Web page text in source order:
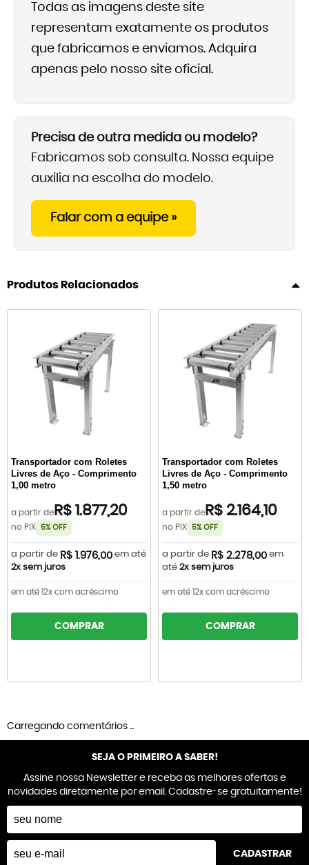
Todas as imagens deste site
representam exatamente os produtos
que fabricamos e enviamos. Adquira
apenas pelo nosso site oficial.
Precisa de outra medida ou modelo?
Fabricamos sob consulta. Nossa equipe
auxilia na escolha do modelo.
Falar com a equipe »
Produtos Relacionados
Transportador com Roletes
Livres de Aço - Comprimento
1,00 metro
a partir de R$ 1.877,20
no PIX 5% OFF
a partir de R$ 1.976,00 em até
2x sem juros
em até 12x com acréscimo
COMPRAR
Transportador com Roletes
Livres de Aço - Comprimento
1,50 metro
a partir de R$ 2.164,10
no PIX 5% OFF
a partir de R$ 2.278,00 em
até 2x sem juros
em até 12x com acréscimo
COMPRAR
Carregando comentários ...
SEJA O PRIMEIRO A SABER!
Assine nossa Newsletter e receba as melhores ofertas e
novidades diretamente por email. Cadastre-se gratuitamente!
CADASTRAR